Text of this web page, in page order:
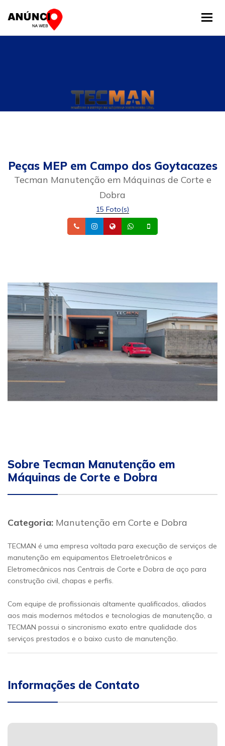
Peças MEP em Campo dos Goytacazes
Tecman Manutenção em Máquinas de Corte e
Dobra
15 Foto(s)
TelefoneInstagram
Site Whatsapp
Sobre Tecman Manutenção em
Máquinas de Corte e Dobra
Categoria: Manutenção em Corte e Dobra
TECMAN é uma empresa voltada para execução de serviços de
manutenção em equipamentos Eletroeletrônicos e
Eletromecânicos nas Centrais de Corte e Dobra de aço para
construção civil, chapas e perfis.
Com equipe de profissionais altamente qualificados, aliados
aos mais modernos métodos e tecnologias de manutenção, a
TECMAN possui o sincronismo exato entre qualidade dos
serviços prestados e o baixo custo de manutenção.
Informações de Contato